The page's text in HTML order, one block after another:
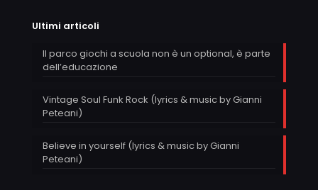
Ultimi articoli
Il parco giochi a scuola non è un optional, è parte
dell’educazione
Vintage Soul Funk Rock (lyrics & music by Gianni
Peteani)
Believe in yourself (lyrics & music by Gianni
Peteani)